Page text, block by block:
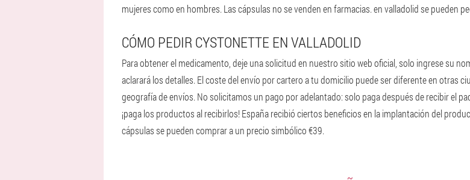
mujeres como en hombres. Las cápsulas no se venden en farmacias. en valladolid se pueden
CÓMO PEDIR CYSTONETTE EN VALLADOLID
Para obtener el medicamento, deje una solicitud en nuestro sitio web oficial, solo ingrese su
aclarará los detalles. El coste del envío por cartero a tu domicilio puede ser diferente en otras
geografía de envíos. No solicitamos un pago por adelantado: solo paga después de recibir el
¡paga los productos al recibirlos! España recibió ciertos beneficios en la implantación del
cápsulas se pueden comprar a un precio simbólico €39.